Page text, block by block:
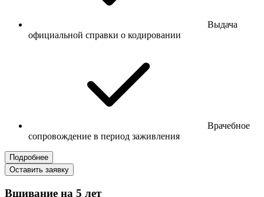
Выдача
официальной справки о кодировании
Врачебное
сопровождение в период заживления
Подробнее
Оставить заявку
Вшивание на 5 лет